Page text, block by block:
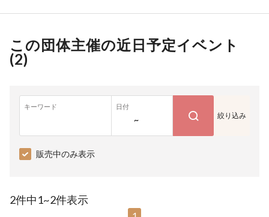
この団体主催の近日予定イベント
(2)
キーワード 日付
~ 絞り込み
販売中のみ表示
2件中1~2件表示